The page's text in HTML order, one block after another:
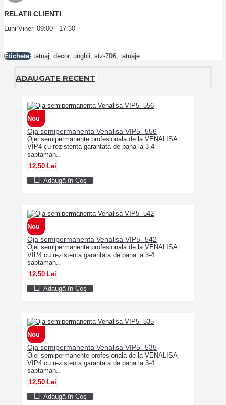
RELATII CLIENTI
Luni-Vineri 09:00 - 17:30
Etichete: tatuaj decor, unghii stz-706 tatuaje
ADAUGATE RECENT
Nou
Oja semipermanenta Venalisa VIP5- 556
Ojei semipermanente profesionala de la VENALISA
VIP4 cu rezistenta garantata de pana la 3-4
saptaman..
12,50 Lei
Adaugă în Coş
Nou
Oja semipermanenta Venalisa VIP5- 542
Ojei semipermanente profesionala de la VENALISA
VIP4 cu rezistenta garantata de pana la 3-4
saptaman..
12,50 Lei
Adaugă în Coş
Nou
Oja semipermanenta Venalisa VIP5- 535
Ojei semipermanente profesionala de la VENALISA
VIP4 cu rezistenta garantata de pana la 3-4
saptaman..
12,50 Lei
Adaugă în Coş